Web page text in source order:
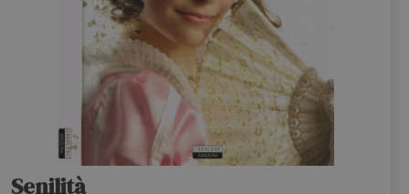
Senilità